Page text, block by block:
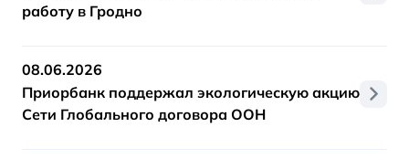
работу в Гродно
08.06.2026
Приорбанк поддержал экологическую акцию
Сети Глобального договора ООН